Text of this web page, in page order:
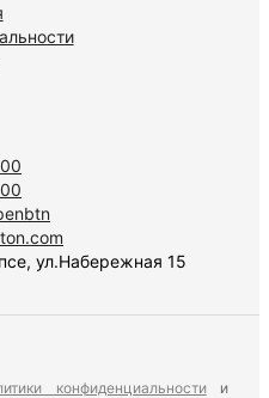
ул.Набережная 15
конфиденциальностии